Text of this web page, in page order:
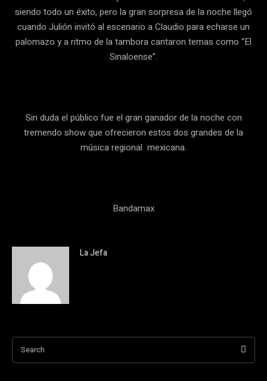
siendo todo un éxito, pero la gran sorpresa de la noche llegó
cuando Julión invitó al escenario a Claudio para echarse un
palomazo y a ritmo de la tambora cantaron temas como “El
Sinaloense”.
Sin duda el público fue el gran ganador de la noche con
tremendo show que ofrecieron estos dos grandes de la
música regional mexicana.
Bandamax
La Jefa
Search